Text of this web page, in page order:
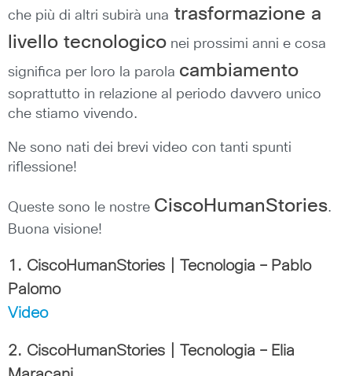
che più di altri subirà una trasformazione a
livello tecnologico nei prossimi anni e cosa
significa per loro la parola cambiamento
soprattutto in relazione al periodo davvero unico
che stiamo vivendo.
Ne sono nati dei brevi video con tanti spunti
riflessione!
Queste sono le nostre CiscoHumanStories.
Buona visione!
1. CiscoHumanStories | Tecnologia – Pablo
Palomo
Video
2. CiscoHumanStories | Tecnologia – Elia